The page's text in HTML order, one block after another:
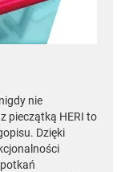
nie
pieczątką HERI to
Dzięki